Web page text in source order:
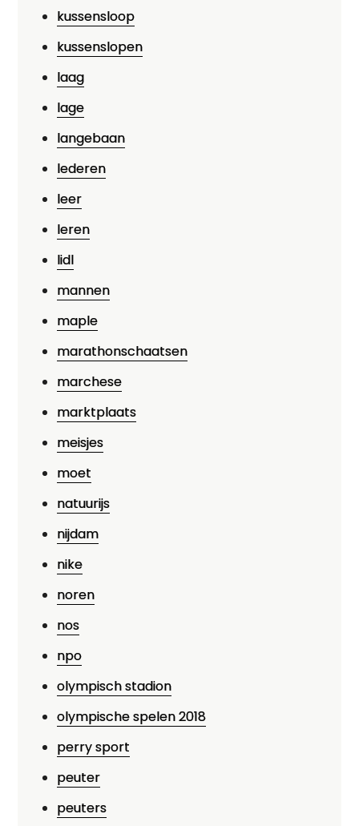
kussensloop
kussenslopen
laag
lage
langebaan
lederen
leer
leren
lidl
mannen
maple
marathonschaatsen
marchese
marktplaats
meisjes
moet
natuurijs
nijdam
nike
noren
nos
npo
olympisch stadion
olympische spelen 2018
perry sport
peuter
peuters